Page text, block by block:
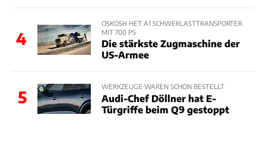
4
OSKOSH HET A1 SCHWERLASTTRANSPORTER
MIT 700 PS
Die stärkste Zugmaschine der
US-Armee
5
WERKZEUGE WAREN SCHON BESTELLT
Audi-Chef Döllner hat E-
Türgriffe beim Q9 gestoppt